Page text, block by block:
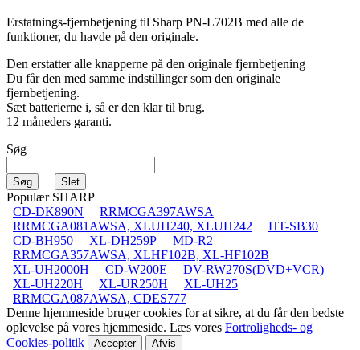
Erstatnings-fjernbetjening til Sharp PN-L702B med alle de
funktioner, du havde på den originale.
Den erstatter alle knapperne på den originale fjernbetjening
Du får den med samme indstillinger som den originale
fjernbetjening.
Sæt batterierne i, så er den klar til brug.
12 måneders garanti.
Søg
Populær SHARP
CD-DK890N
RRMCGA397AWSA
RRMCGA081AWSA, XLUH240, XLUH242
HT-SB30
CD-BH950
XL-DH259P
MD-R2
RRMCGA357AWSA, XLHF102B, XL-HF102B
XL-UH2000H
CD-W200E
DV-RW270S(DVD+VCR)
XL-UH220H
XL-UR250H
XL-UH25
RRMCGA087AWSA, CDES777
Denne hjemmeside bruger cookies for at sikre, at du får den bedste
oplevelse på vores hjemmeside. Læs vores Fortroligheds- og
Cookies-politik
Accepter Afvis